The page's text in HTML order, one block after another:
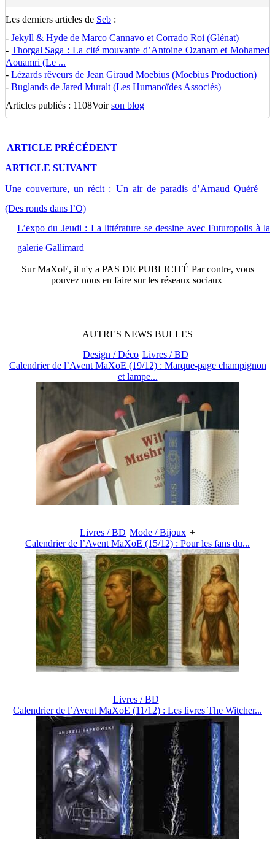
Les derniers articles de Seb :
- Jekyll & Hyde de Marco Cannavo et Corrado Roi (Glénat)
- Thorgal Saga : La cité mouvante d’Antoine Ozanam et Mohamed
Aouamri (Le ...
- Lézards rêveurs de Jean Giraud Moebius (Moebius Production)
- Buglands de Jared Muralt (Les Humanoïdes Associés)
Articles publiés : 1108Voirson blog
ARTICLE PRÉCÉDENT
ARTICLE SUIVANT
Une couverture, un récit : Un air de paradis d’Arnaud Quéré
(Des ronds dans l’O)
L’expo du Jeudi : La littérature se dessine avec Futuropolis à la
galerie Gallimard
SurMaXoE, il n'y a PAS DE PUBLICITÉ Par contre, vous
pouvez nous en faire sur les réseaux sociaux
AUTRES NEWS BULLES
Design / Déco Livres / BD
Calendrier de l’Avent MaXoE (19/12) : Marque-page champignon
et lampe...
Livres / BD Mode / Bijoux +
Calendrier de l’Avent MaXoE (15/12) : Pour les fans du...
Livres / BD
Calendrier de l’Avent MaXoE (11/12) : Les livres The Witcher...